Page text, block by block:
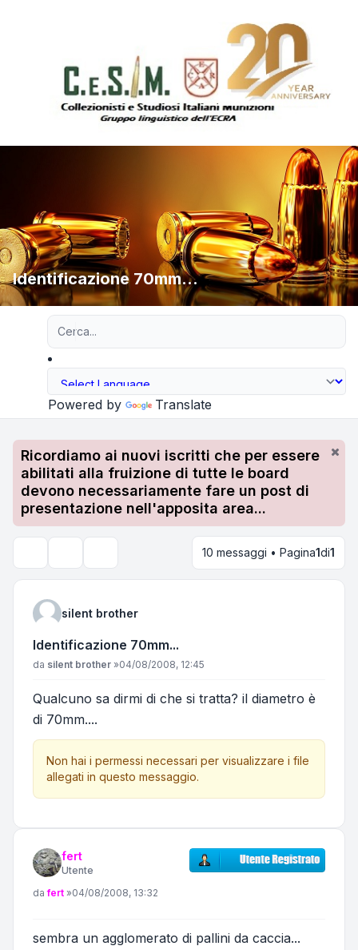
Identificazione 70mm...
Powered by Translate
Ricordiamo ai nuovi iscritti che per essere
abilitati alla fruizione di tutte le board
devono necessariamente fare un post di
presentazione nell'apposita area...
10 messaggi • Pagina1di1
silent brother
Identificazione 70mm...
Messaggio
da silent brother »04/08/2008, 12:45
Qualcuno sa dirmi di che si tratta? il diametro è
di 70mm....
Non hai i permessi necessari per visualizzare i file
allegati in questo messaggio.
fert
Utente
Messaggio
dafert »04/08/2008, 13:32
sembra un agglomerato di pallini da caccia...